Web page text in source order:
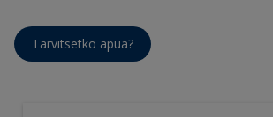
Tarvitsetko apua?